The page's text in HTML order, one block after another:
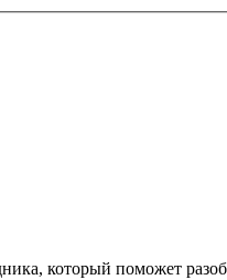
который поможет